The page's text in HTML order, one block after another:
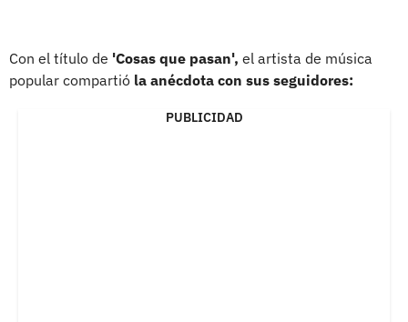
Con el título de 'Cosas que pasan', el artista de música
popular compartió la anécdota con sus seguidores:
PUBLICIDAD